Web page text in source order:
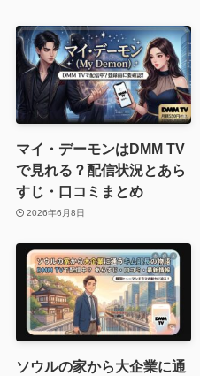
マイ・デーモンはDMM TV
で見れる？配信状況とあら
すじ・口コミまとめ
2026年6月8日
ソウルの家から大企業に通